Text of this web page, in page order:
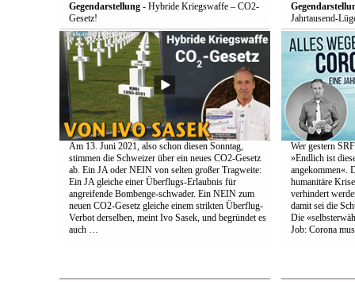
Gegendarstellung- Hybride Kriegswaffe – CO2-
Gesetz!
Am 13. Juni 2021, also schon diesen Sonntag,
stimmen die Schweizer über ein neues CO2-Gesetz
ab. Ein JA oder NEIN von selten großer Tragweite:
Ein JA gleiche einer Überflugs-Erlaubnis für
angreifende Bombenge-schwader. Ein NEIN zum
neuen CO2-Gesetz gleiche einem strikten Überflug-
Verbot derselben, meint Ivo Sasek, und begründet es
auch …
Jahrtausend-
Wer gestern
»Endlich ist
angekommen«.
humanitäre
verhindert
damit sei die
Die
Job: Corona